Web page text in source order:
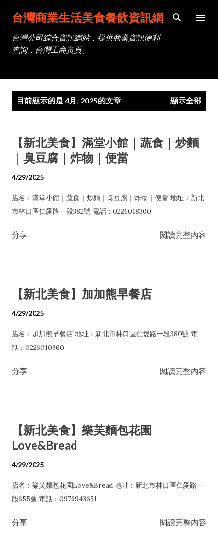
跳到主要內容
台灣商業生活美食餐飲資訊網
台灣公司綜合資訊網站，提供商業資訊便利
查詢，台灣工商黃頁。
目前顯示的是 4月, 2025的文章 顯示全部
【新北美食】滿堂小館｜蔬食｜炒麵
｜臭豆腐｜炸物｜便當
4/29/2025
店名：滿堂小館｜蔬食｜炒麵｜臭豆腐｜炸物｜便當 地址：新北
市林口區仁愛路一段382號 電話：0226018300
分享 閱讀完整內容
【新北美食】加加熊早餐店
4/29/2025
店名：加加熊早餐店 地址：新北市林口區仁愛路一段380號 電
話：0226010960
分享 閱讀完整內容
【新北美食】樂芙麵包花園
Love&Bread
4/29/2025
店名：樂芙麵包花園Love&Bread 地址：新北市林口區仁愛路一
段655號 電話：0976943651
分享 閱讀完整內容